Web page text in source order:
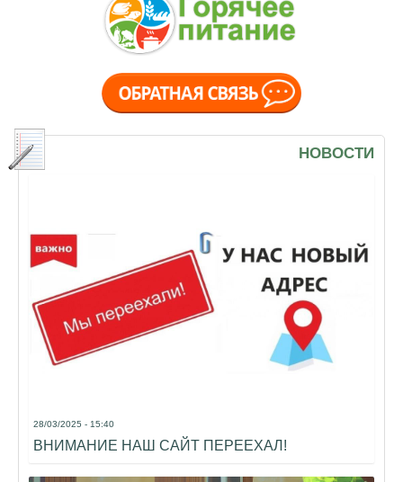
НОВОСТИ
28/03/2025 - 15:40
ВНИМАНИЕ НАШ САЙТ ПЕРЕЕХАЛ!